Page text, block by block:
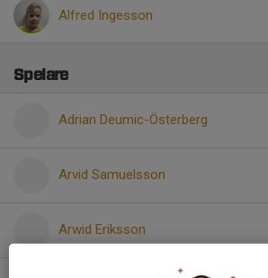
Alfred Ingesson
Spelare
Adrian Deumic-Österberg
Arvid Samuelsson
Arwid Eriksson